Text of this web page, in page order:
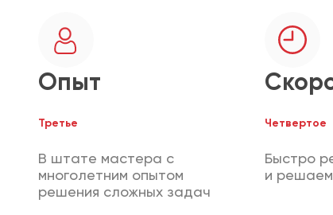
Опыт
Третье
В штате мастера с
многолетним опытом
решения сложных задач
Четвертое
Быстро
и